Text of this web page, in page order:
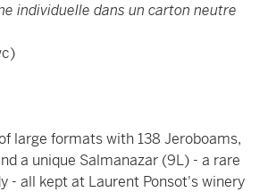
individuelle dans un carton neutre
large formats with 138 Jeroboams,
a unique Salmanazar (9L) - a rare
- all kept at Laurent Ponsot's winery